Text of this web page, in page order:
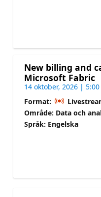
New billing and
Microsoft Fabric
14 oktober, 2026 | 5:00
Format:
Område: Data och
Språk: Engelska